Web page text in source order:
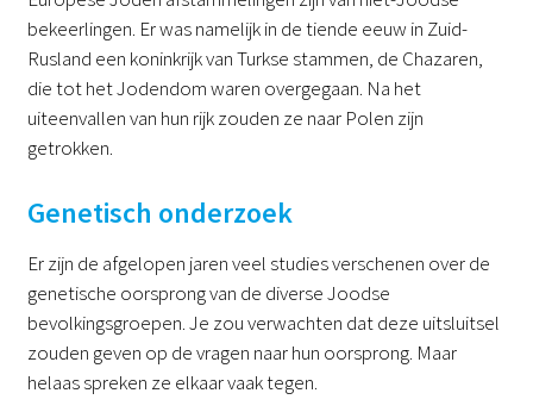
bekeerlingen. Er was namelijk in de tiende eeuw in Zuid-
Rusland een koninkrijk van Turkse stammen, de Chazaren,
die tot het Jodendom waren overgegaan. Na het
uiteenvallen van hun rijk zouden ze naar Polen zijn
getrokken.
Genetisch onderzoek
Er zijn de afgelopen jaren veel studies verschenen over de
genetische oorsprong van de diverse Joodse
bevolkingsgroepen. Je zou verwachten dat deze uitsluitsel
zouden geven op de vragen naar hun oorsprong. Maar
helaas spreken ze elkaar vaak tegen.